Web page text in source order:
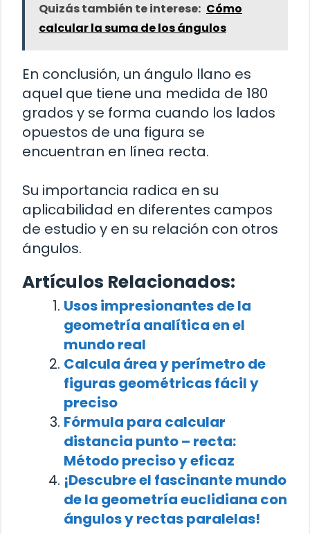
Quizás también te interese: Cómo
calcular la suma de los ángulos
En conclusión, un ángulo llano es
aquel que tiene una medida de 180
grados y se forma cuando los lados
opuestos de una figura se
encuentran en línea recta.
Su importancia radica en su
aplicabilidad en diferentes campos
de estudio y en su relación con otros
ángulos.
Artículos Relacionados:
Usos impresionantes de la
geometría analítica en el
mundo real
Calcula área y perímetro de
figuras geométricas fácil y
preciso
Fórmula para calcular
distancia punto – recta:
Método preciso y eficaz
¡Descubre el fascinante mundo
de la geometría euclidiana con
ángulos y rectas paralelas!